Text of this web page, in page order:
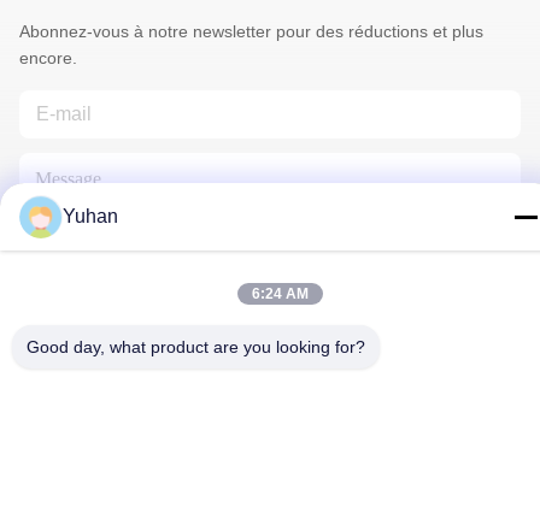
Abonnez-vous à notre newsletter pour des réductions et plus
encore.
Yuhan
6:24 AM
Good day, what product are you looking for?